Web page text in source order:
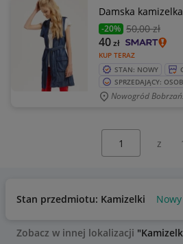
Damska
-20% 50,00 zł
KUP TERAZ
40zł
STAN: NOWY
SPRZEDAJĄCY:
Nowogród
z
Stan przedmiotu: Kamizelki Nowy
Zobacz w innej lokalizacji